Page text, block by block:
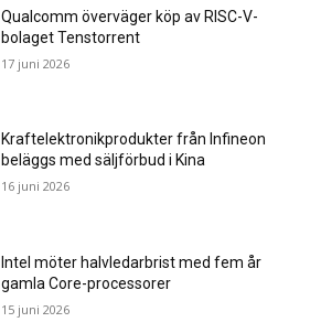
Qualcomm överväger köp av RISC-V-
bolaget Tenstorrent
17 juni 2026
Kraftelektronikprodukter från Infineon
beläggs med säljförbud i Kina
16 juni 2026
Intel möter halvledarbrist med fem år
gamla Core-processorer
15 juni 2026